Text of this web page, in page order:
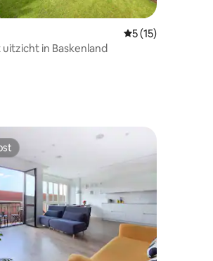
van 5 uit 5, 7 recensies
Gemiddelde
5 (15)
in Baskenland